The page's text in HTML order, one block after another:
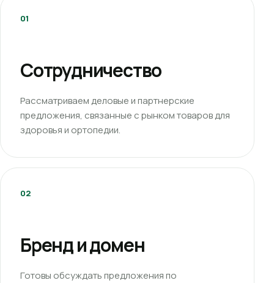
01
Сотрудничество
Рассматриваем деловые и партнерские
предложения, связанные с рынком товаров для
здоровья и ортопедии.
02
Бренд и домен
Готовы обсуждать предложения по